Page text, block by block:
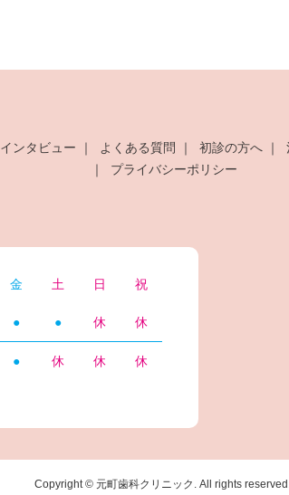
インタビュー よくある質問 初診の方へ
プライバシーポリシー
金 土 日 祝
● ● 休 休
● 休 休 休
Copyright © 元町歯科クリニック. All rights